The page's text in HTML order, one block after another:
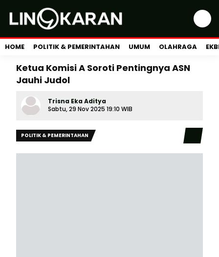
HOME POLITIK & PEMERINTAHAN UMUM OLAHRAGA
Ketua Komisi A Soroti Pentingnya ASN
Jauhi Judol
Trisna Eka Aditya
Sabtu, 29 Nov 2025 19:10 WIB
POLITIK & PEMERINTAHAN